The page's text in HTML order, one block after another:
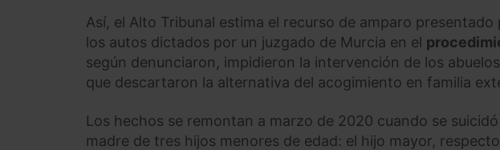
Así, el Alto Tribunal estima el recurso de amparo
los autos dictados por un juzgado de Murcia en el
según denunciaron, impidieron la intervención de los
que descartaron la alternativa del acogimiento en familia
Los hechos se remontan a marzo de 2020 cuando se
madre de tres hijos menores de edad: el hijo mayor,